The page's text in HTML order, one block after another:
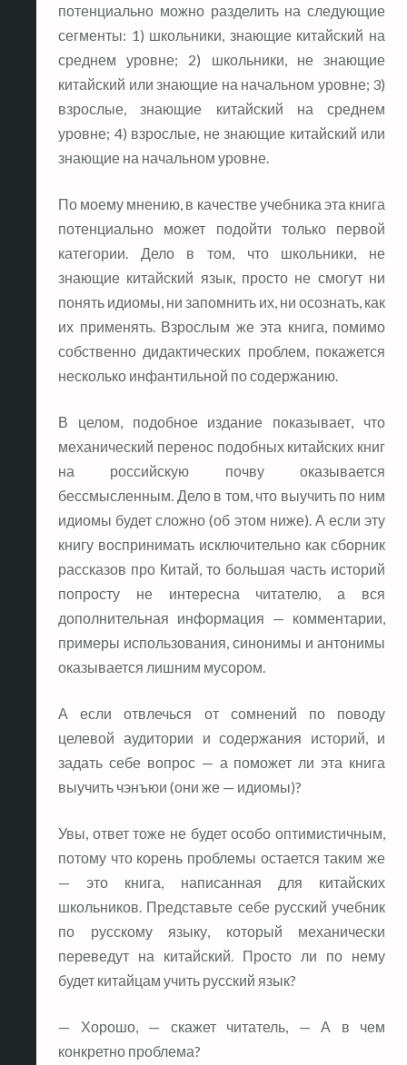
потенциально можно разделить на следующие
сегменты: 1) школьники, знающие китайский на
среднем уровне; 2) школьники, не знающие
китайский или знающие на начальном уровне; 3)
взрослые, знающие китайский на среднем
уровне; 4) взрослые, не знающие китайский или
знающие на начальном уровне.
По моему мнению, в качестве учебника эта книга
потенциально может подойти только первой
категории. Дело в том, что школьники, не
знающие китайский язык, просто не смогут ни
понять идиомы, ни запомнить их, ни осознать, как
их применять. Взрослым же эта книга, помимо
собственно дидактических проблем, покажется
несколько инфантильной по содержанию.
В целом, подобное издание показывает, что
механический перенос подобных китайских книг
на российскую почву оказывается
бессмысленным. Дело в том, что выучить по ним
идиомы будет сложно (об этом ниже). А если эту
книгу воспринимать исключительно как сборник
рассказов про Китай, то большая часть историй
попросту не интересна читателю, а вся
дополнительная информация — комментарии,
примеры использования, синонимы и антонимы
оказывается лишним мусором.
А если отвлечься от сомнений по поводу
целевой аудитории и содержания историй, и
задать себе вопрос — а поможет ли эта книга
выучить чэнъюи (они же — идиомы)?
Увы, ответ тоже не будет особо оптимистичным,
потому что корень проблемы остается таким же
— это книга, написанная для китайских
школьников. Представьте себе русский учебник
по русскому языку, который механически
переведут на китайский. Просто ли по нему
будет китайцам учить русский язык?
— Хорошо, — скажет читатель, — А в чем
конкретно проблема?